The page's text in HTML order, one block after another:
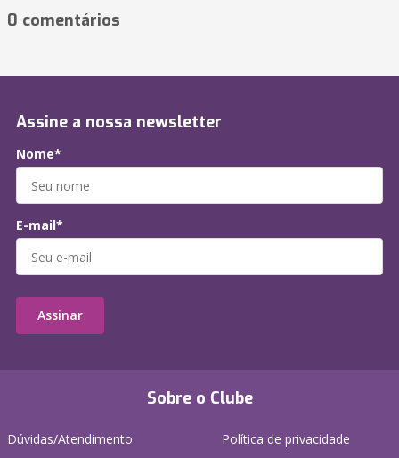
0 comentários
Sobre o Clube
Dúvidas/Atendimento
Política de privacidade
Assine a nossa newsletter
Nome*
E-mail*
Assinar